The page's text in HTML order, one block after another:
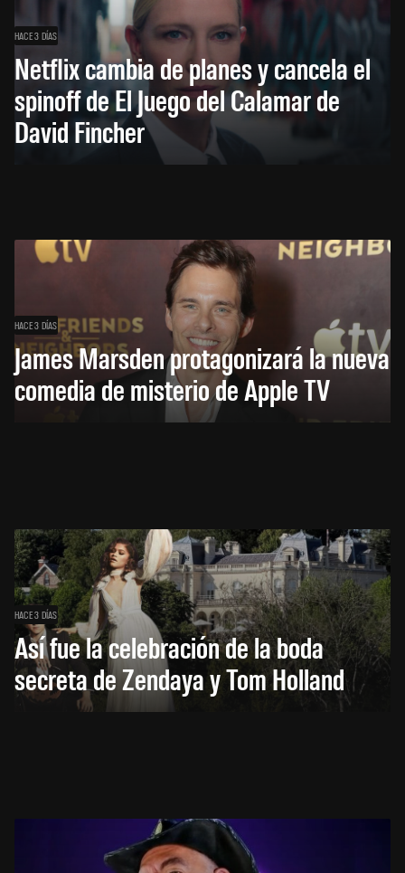
HACE 3 DÍAS
Netflix cambia de planes y cancela el
spinoff de El Juego del Calamar de
David Fincher
HACE 3 DÍAS
James Marsden protagonizará la nueva
comedia de misterio de Apple TV
HACE 3 DÍAS
Así fue la celebración de la boda
secreta de Zendaya y Tom Holland